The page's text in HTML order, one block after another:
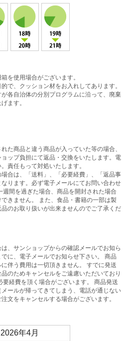
を使用場合がございます。
で、クッション材をお入れしてあります。
各自治体の分別プログラムに沿って、廃棄
ます。
た商品と違う商品が入っていた等の場合、
ップ負担にて返品・交換をいたします。電
。責任もって対処いたします。
合は、「送料」、「必要経費」、「返品事
ります。必ず電子メールにてお問い合わせ
週間を過ぎた場合、商品を開封された場合
きません。 また、食品・書籍の一部は製
のお取り扱いが出来ませんのでご了承くだ
、サンショップからの確認メールでお知ら
に、電子メールでお知らせ下さい。 商品
伴う費用は一切頂きません。 すでに発送
のためキャンセルをご遠慮いただいており
要経費を頂く場合がございます。 商品発送
ールが帰ってきてしまう、電話が通じない
文をキャンセルする場合がございます。
2026年4月